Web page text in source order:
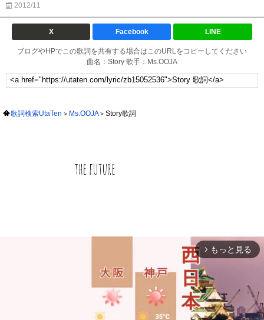
2012/11
X Facebook LINE
ブログやHPでこの歌詞を共有する場合はこのURLをコピーしてください
曲名：Story 歌手：Ms.OOJA
歌詞検索UtaTen Ms.OOJA Story歌詞
arrow_forward_ios もっと見る